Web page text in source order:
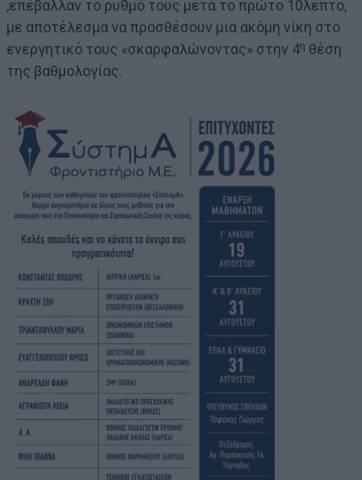
,επέβαλλαν το ρυθμό τους μετά το πρώτο 10λεπτο,
με αποτέλεσμα να προσθέσουν μια ακόμη νίκη στο
ενεργητικό τους «σκαρφαλώνοντας» στην 4η θέση
της βαθμολογίας.